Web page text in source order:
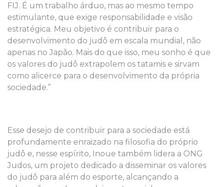
FIJ. É um trabalho árduo, mas ao mesmo tempo
estimulante, que exige responsabilidade e visão
estratégica. Meu objetivo é contribuir para o
desenvolvimento do judô em escala mundial, não
apenas no Japão. Mais do que isso, meu sonho é que
os valores do judô extrapolem os tatamis e sirvam
como alicerce para o desenvolvimento da própria
sociedade.”
Esse desejo de contribuir para a sociedade está
profundamente enraizado na filosofia do próprio
judô e, nesse espírito, Inoue também lidera a ONG
Judos, um projeto dedicado a disseminar os valores
do judô para além do esporte, alcançando a